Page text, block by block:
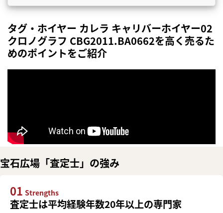
タグ・ホイヤー カレラ キャリバーホイヤー02
クロノグラフ CBG2011.BA0662を高く売るた
めのポイントをご紹介
宝石広場「査定士」の強み
01 Strengths
査定士は平均経験年数20年以上の専門家